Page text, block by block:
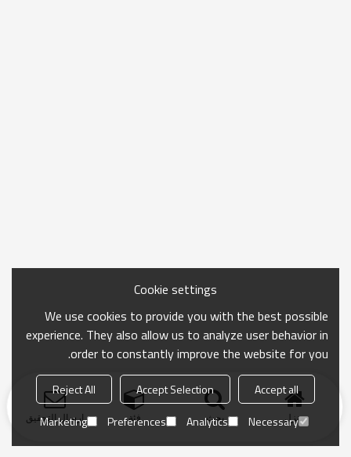
منزل بحث فئة ارسال التحقيق
Cookie settings
We use cookies to provide you with the best possible
experience. They also allow us to analyze user behavior in
order to constantly improve the website for you.
Accept all
Accept Selection
Reject All
Necessary
Analytics
Preferences
Marketing